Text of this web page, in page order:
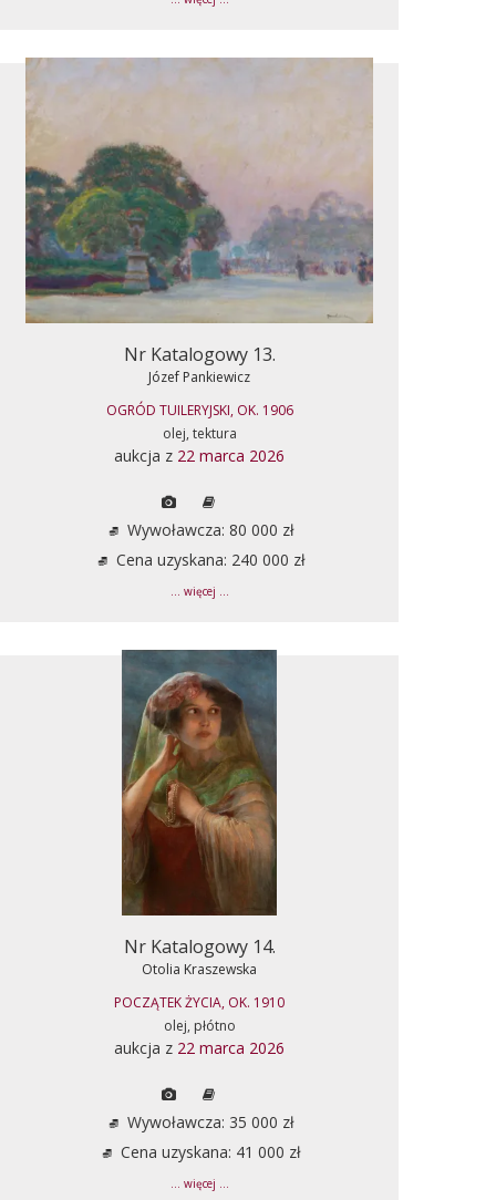
Nr Katalogowy 13.
Józef Pankiewicz
OGRÓD TUILERYJSKI, OK. 1906
olej, tektura
aukcja z 22 marca 2026
Wywoławcza: 80 000 zł
Cena uzyskana: 240 000 zł
... więcej ...
Nr Katalogowy 14.
Otolia Kraszewska
POCZĄTEK ŻYCIA, OK. 1910
olej, płótno
aukcja z 22 marca 2026
Wywoławcza: 35 000 zł
Cena uzyskana: 41 000 zł
... więcej ...